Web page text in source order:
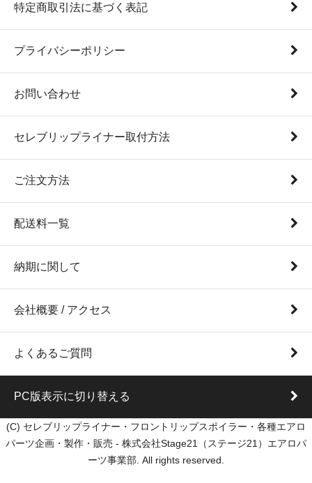
特定商取引法に基づく表記
プライバシーポリシー
お問い合わせ
セレブリップライナー取付方法
ご注文方法
配送料一覧
納期に関して
会社概要 / アクセス
よくあるご質問
PC版表示に切り替える
(C) セレブリップライナー・フロントリップスポイラー・各種エアロ
パーツ企画・製作・販売 - 株式会社Stage21（ステージ21）エアロパ
ーツ事業部. All rights reserved.